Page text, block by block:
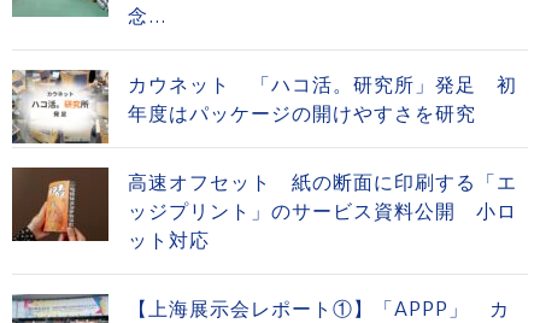
念...
カウネット 「ハコ活。研究所」発足 初
年度はパッケージの開けやすさを研究
高速オフセット 紙の断面に印刷する「エ
ッジプリント」のサービス資料公開 小ロ
ット対応
【上海展示会レポート①】「APPP」 カ